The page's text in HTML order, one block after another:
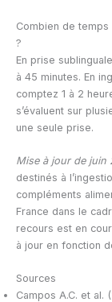
Combien de
?
En prise
à 45 minutes. En
comptez 1 à 2
s’évaluent sur
une seule prise.
Mise à jour de juin
destinés à
compléments
France dans le
recours est en
à jour en fonction
Sources
Campos A.C. et al.